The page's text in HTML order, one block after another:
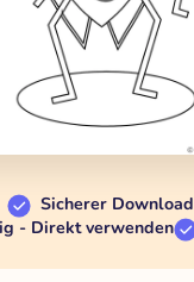
Sicherer Download
- Direkt verwenden